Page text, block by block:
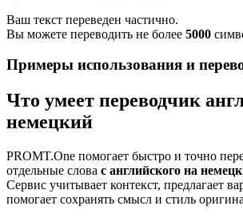
Ваш текст переведен частично.
Вы можете переводить не более 5000
Примеры использования и
Что умеет переводчик
немецкий
PROMT.One помогает быстро и точно
отдельные слова с английского на
Сервис учитывает контекст, предлагает
помогает сохранять смысл и стиль